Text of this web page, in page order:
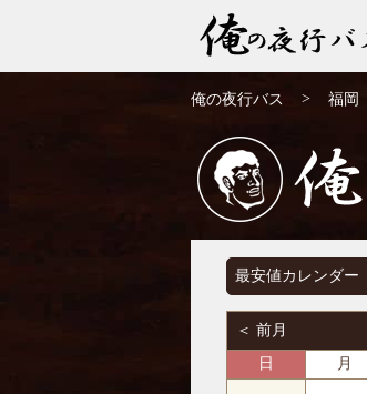
ス | 俺の夜行バス
俺の夜行バス > 福岡
俺の
最安値カレンダー
＜ 前月
日
月